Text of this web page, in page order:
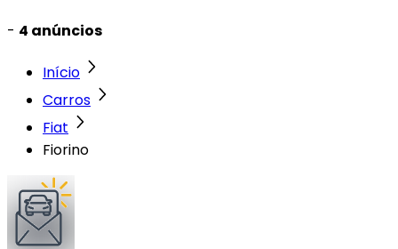
- 4 anúncios
Início
Carros
Fiat
Fiorino